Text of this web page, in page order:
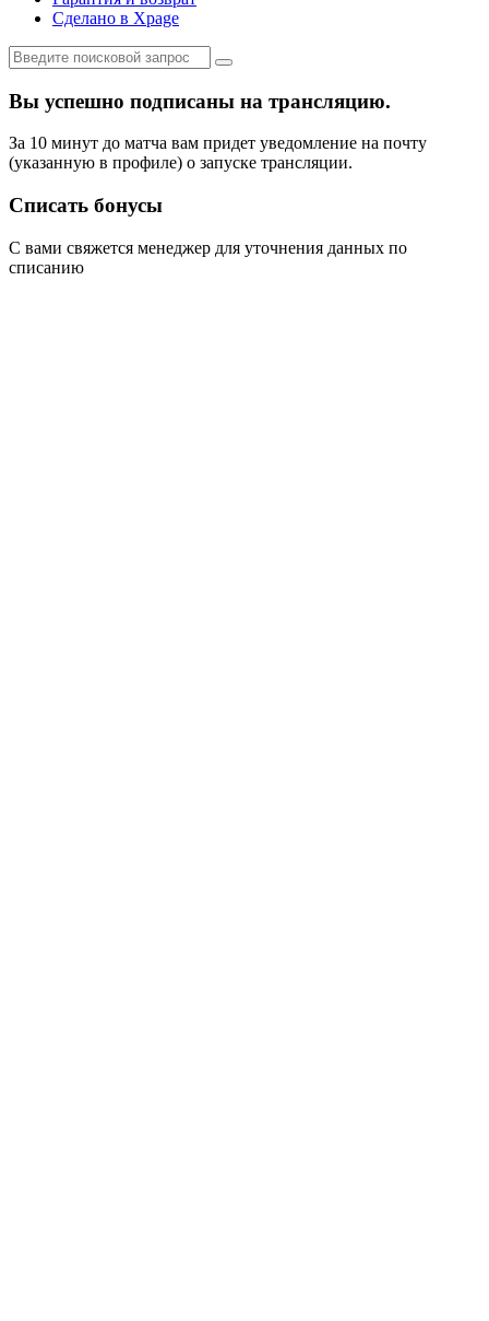
Сделано в Xpage
Вы успешно подписаны на трансляцию.
За 10 минут до матча вам придет уведомление на почту
(указанную в профиле) о запуске трансляции.
Списать бонусы
С вами свяжется менеджер для уточнения данных по
списанию